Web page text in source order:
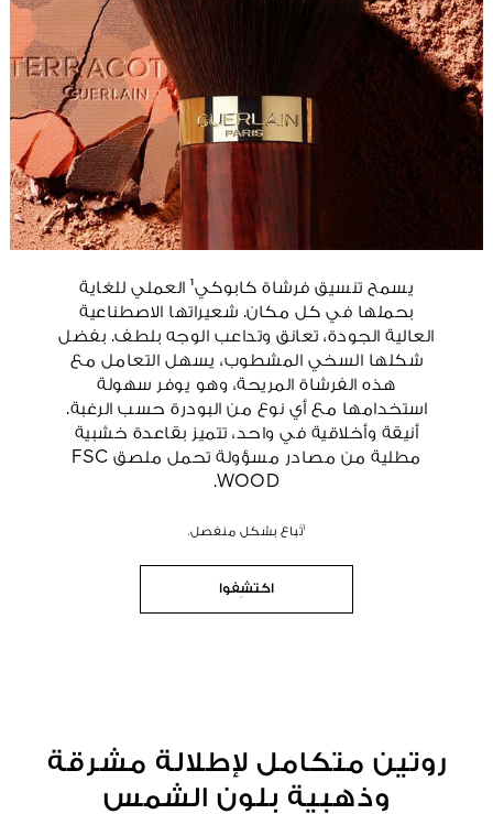
يسمح تنسيق فرشاة كابوكي¹ العملي للغاية
بحملها في كل مكان. شعيراتها الاصطناعية
العالية الجودة، تعانق وتداعب الوجه بلطف. بفضل
شكلها السخي المشطوب، يسهل التعامل مع
هذه الفرشاة المريحة، وهو يوفر سهولة
استخدامها مع أي نوع من البودرة حسب الرغبة.
أنيقة وأخلاقية في واحد، تتميز بقاعدة خشبية
مطلية من مصادر مسؤولة تحمل ملصق FSC
WOOD.
¹تُباع بشكل منفصل.
اكتشِفوا
روتين متكامل لإطلالة مشرقة
وذهبية بلون الشمس